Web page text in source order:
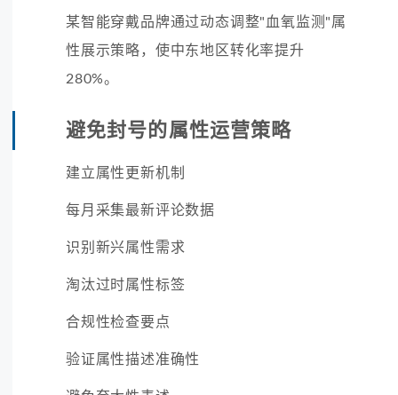
某智能穿戴品牌通过动态调整"血氧监测"属
性展示策略，使中东地区转化率提升
280%。
避免封号的属性运营策略
建立属性更新机制
每月采集最新评论数据
识别新兴属性需求
淘汰过时属性标签
合规性检查要点
验证属性描述准确性